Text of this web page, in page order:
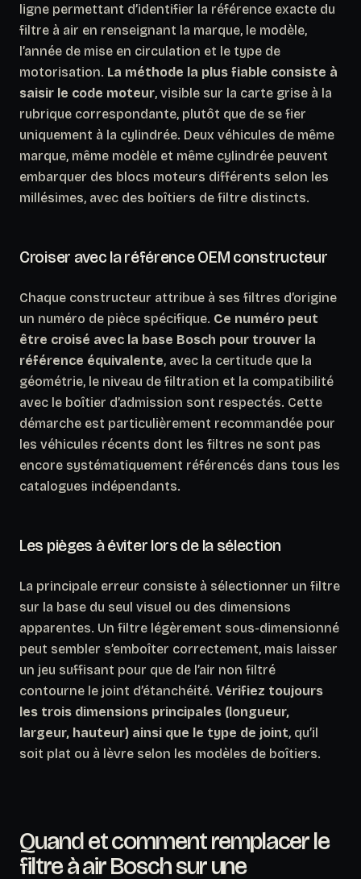
ligne permettant d’identifier la référence exacte du
filtre à air en renseignant la marque, le modèle,
l’année de mise en circulation et le type de
motorisation. La méthode la plus fiable consiste à
saisir le code moteur, visible sur la carte grise à la
rubrique correspondante, plutôt que de se fier
uniquement à la cylindrée. Deux véhicules de même
marque, même modèle et même cylindrée peuvent
embarquer des blocs moteurs différents selon les
millésimes, avec des boîtiers de filtre distincts.
Croiser avec la référence OEM constructeur
Chaque constructeur attribue à ses filtres d’origine
un numéro de pièce spécifique. Ce numéro peut
être croisé avec la base Bosch pour trouver la
référence équivalente, avec la certitude que la
géométrie, le niveau de filtration et la compatibilité
avec le boîtier d’admission sont respectés. Cette
démarche est particulièrement recommandée pour
les véhicules récents dont les filtres ne sont pas
encore systématiquement référencés dans tous les
catalogues indépendants.
Les pièges à éviter lors de la sélection
La principale erreur consiste à sélectionner un filtre
sur la base du seul visuel ou des dimensions
apparentes. Un filtre légèrement sous-dimensionné
peut sembler s’emboîter correctement, mais laisser
un jeu suffisant pour que de l’air non filtré
contourne le joint d’étanchéité. Vérifiez toujours
les trois dimensions principales (longueur,
largeur, hauteur) ainsi que le type de joint, qu’il
soit plat ou à lèvre selon les modèles de boîtiers.
Quand et comment remplacer le
filtre à air Bosch sur une